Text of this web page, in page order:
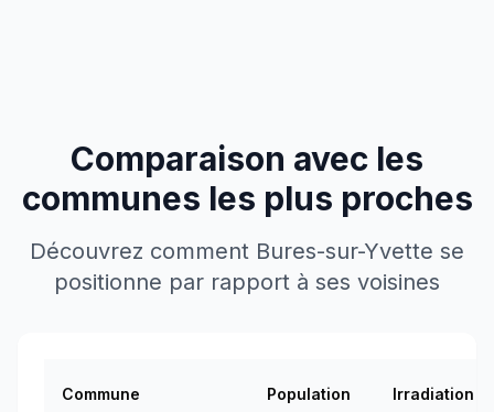
Comparaison avec les
communes les plus proches
Découvrez comment Bures-sur-Yvette se
positionne par rapport à ses voisines
Commune Population Irradiation